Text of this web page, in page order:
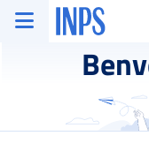
Vai al menu principale
Vai al contenuto
Vai al pie' di pagina
INPS ()